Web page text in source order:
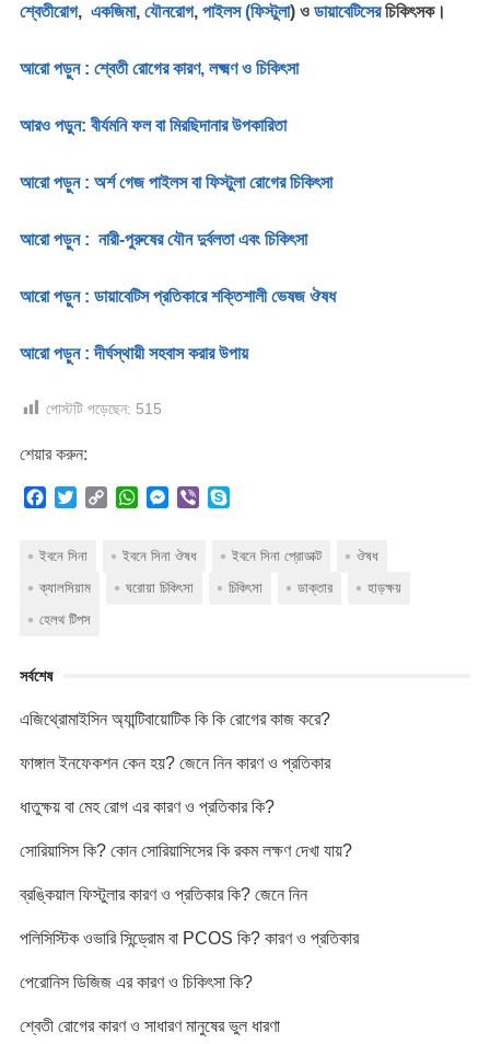
শ্বেতীরোগ, একজিমা, যৌনরোগ,পাইলস (ফিস্টুলা) ও ডায়াবেটিসেরচিকিৎসক।
আরো পড়ুন : শ্বেতী রোগের কারণ, লক্ষ্মণ ও চিকিৎসা
আরও পড়ুন: বীর্যমনি ফল বা মিরছিদানার উপকারিতা
আরো পড়ুন : অর্শ গেজ পাইলস বা ফিস্টুলা রোগের চিকিৎসা
আরো পড়ুন : নারী-পুরুষের যৌন দুর্বলতা এবং চিকিৎসা
আরো পড়ুন : ডায়াবেটিস প্রতিকারে শক্তিশালী ভেষজ ঔষধ
আরো পড়ুন : দীর্ঘস্থায়ী সহবাস করার উপায়
পোস্টটি পড়েছেন: 515
শেয়ার করুন:
e
b
o
t
t
C
y
L
W
t
s
M
s
e
V
p
e
ইবনে সিনা ইবনে সিনা ঔষধ ইবনে সিনা প্রোডাক্ট
ঔষধ
ক্যালসিয়াম
ঘরোয়া চিকিৎসা চিকিৎসা ডাক্তার
হাড়ক্ষয়
হেলথ টিপস
সর্বশেষ
এজিথ্রোমাইসিন অ্যান্টিবায়োটিক কি কি রোগের কাজ করে?
ফাঙ্গাল ইনফেকশন কেন হয়? জেনে নিন কারণ ও প্রতিকার
ধাতুক্ষয় বা মেহ রোগ এর কারণ ও প্রতিকার কি?
সোরিয়াসিস কি? কোন সোরিয়াসিসের কি রকম লক্ষণ দেখা যায়?
ব্রঙ্কিয়াল ফিস্টুলার কারণ ও প্রতিকার কি? জেনে নিন
পলিসিস্টিক ওভারি সিন্ড্রোম বা PCOS কি? কারণ ও প্রতিকার
পেরোনিস ডিজিজ এর কারণ ও চিকিৎসা কি?
শ্বেতী রোগের কারণ ও সাধারণ মানুষের ভুল ধারণা